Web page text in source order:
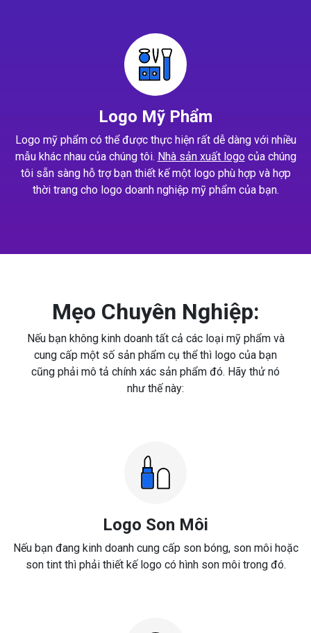
Logo Mỹ Phẩm
Logo mỹ phẩm có thể được thực hiện rất dễ dàng với nhiều
mẫu khác nhau của chúng tôi. Nhà sản xuất logocủa chúng
tôi sẵn sàng hỗ trợ bạn thiết kế một logo phù hợp và hợp
thời trang cho logo doanh nghiệp mỹ phẩm của bạn.
Mẹo Chuyên Nghiệp:
Nếu bạn không kinh doanh tất cả các loại mỹ phẩm và
cung cấp một số sản phẩm cụ thể thì logo của bạn
cũng phải mô tả chính xác sản phẩm đó. Hãy thử nó
như thế này:
Logo Son Môi
Nếu bạn đang kinh doanh cung cấp son bóng, son môi hoặc
son tint thì phải thiết kế logo có hình son môi trong đó.